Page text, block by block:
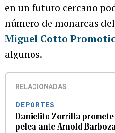
en un futuro cercano
número de monarcas
Miguel Cotto
algunos.
RELACIONADAS
DEPORTES
Danielito Zorrilla
pelea ante Arnold